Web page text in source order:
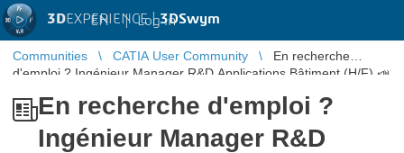
3DEXPERIENCE |3DSwym
EN | Log in
Communities CATIA User Community
En recherche
d'emploi ? Ingénieur Manager R&D Applications Bâtiment (H/F) 📣
En recherche d'emploi ?
Ingénieur Manager R&D